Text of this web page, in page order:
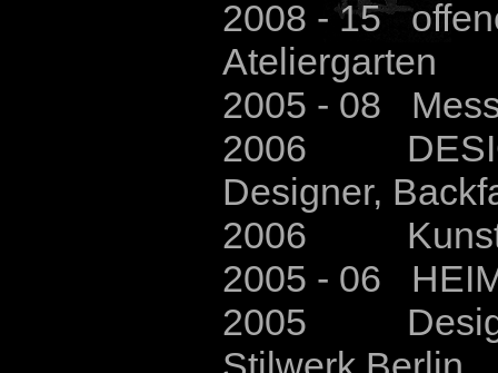
2008 - 15
Ateliergarten
2005 - 08
2006
Designer,
2006
2005 - 06
2005 Design